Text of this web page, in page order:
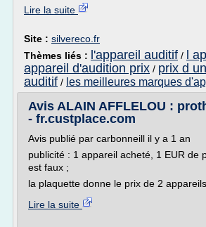
Lire la suite
Site : silvereco.fr
Thèmes liés :
l'appareil auditif / l
appareil d'audition prix / prix d
auditif / les meilleures marques
Avis ALAIN AFFLELOU :
- fr.custplace.com
Avis publié par carbonneill il y a 1 an
publicité : 1 appareil acheté, 1 EUR de
est faux ;
la plaquette donne le prix de 2
Lire la suite